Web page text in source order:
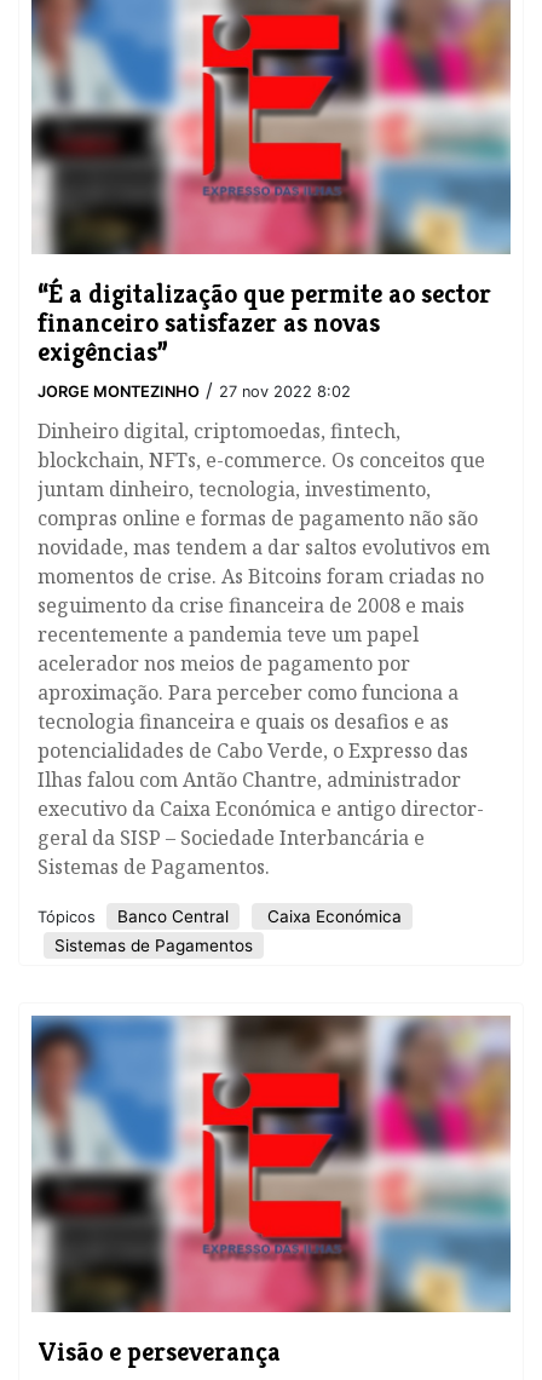
“É a digitalização que permite ao sector
financeiro satisfazer as novas
exigências”
JORGE MONTEZINHO / 27 nov 2022 8:02
Dinheiro digital, criptomoedas, fintech,
blockchain, NFTs, e-commerce. Os conceitos que
juntam dinheiro, tecnologia, investimento,
compras online e formas de pagamento não são
novidade, mas tendem a dar saltos evolutivos em
momentos de crise. As Bitcoins foram criadas no
seguimento da crise financeira de 2008 e mais
recentemente a pandemia teve um papel
acelerador nos meios de pagamento por
aproximação. Para perceber como funciona a
tecnologia financeira e quais os desafios e as
potencialidades de Cabo Verde, o Expresso das
Ilhas falou com Antão Chantre, administrador
executivo da Caixa Económica e antigo director-
geral da SISP – Sociedade Interbancária e
Sistemas de Pagamentos.
Tópicos Banco Central
Caixa Económica
Sistemas de Pagamentos
Visão e perseverança